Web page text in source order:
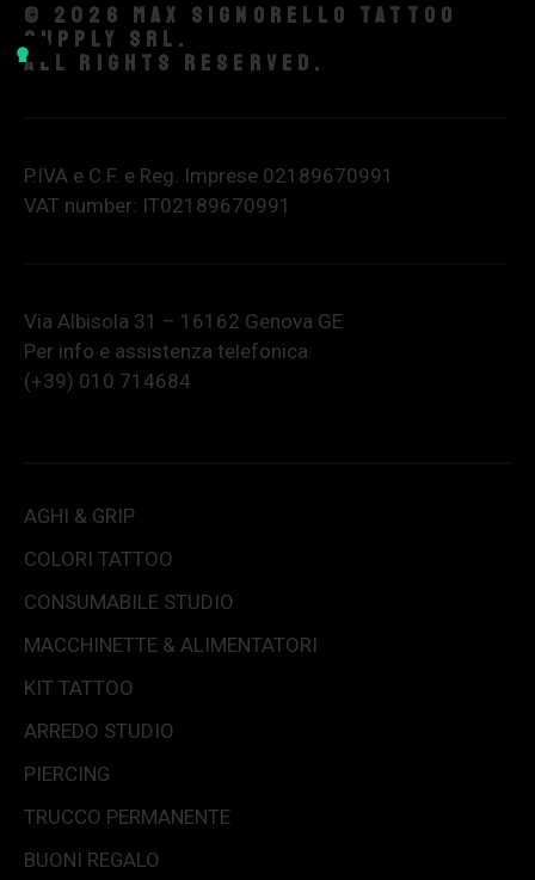
© 2026 Max Signorello Tattoo
supply srl.
All rights reserved.
P.IVA e C.F. e Reg. Imprese 02189670991
VAT number: IT02189670991
Via Albisola 31 – 16162 Genova GE
Per info e assistenza telefonica:
(+39) 010 714684
AGHI & GRIP
COLORI TATTOO
CONSUMABILE STUDIO
MACCHINETTE & ALIMENTATORI
KIT TATTOO
ARREDO STUDIO
PIERCING
TRUCCO PERMANENTE
BUONI REGALO